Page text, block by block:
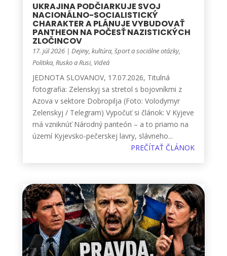
UKRAJINA PODČIARKUJE SVOJ
NACIONÁLNO-SOCIALISTICKÝ
CHARAKTER A PLÁNUJE VYBUDOVAŤ
PANTHEON NA POČESŤ NAZISTICKÝCH
ZLOČINCOV
17. júl 2026| Dejiny, kultúra, šport a sociálne otázky,
Politika, Rusko a Rusi, Videá
JEDNOTA SLOVANOV, 17.07.2026, Titulná
fotografia: Zelenskyj sa stretol s bojovníkmi z
Azova v sektore Dobropilja (Foto: Volodymyr
Zelenskyj / Telegram) Vypočuť si článok: V Kyjeve
má vzniknúť Národný panteón – a to priamo na
území Kyjevsko-pečerskej lavry, slávneho...
PREČÍTAŤ ČLÁNOK